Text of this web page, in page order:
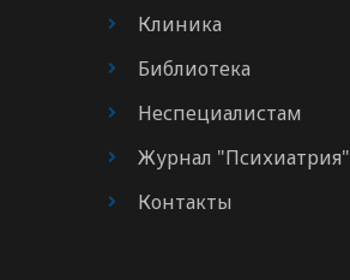
Клиника
Библиотека
Неспециалистам
Журнал "Психиатрия"
Контакты